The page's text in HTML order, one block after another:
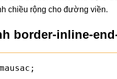
chiều rộng cho đường viền.
border-inline-